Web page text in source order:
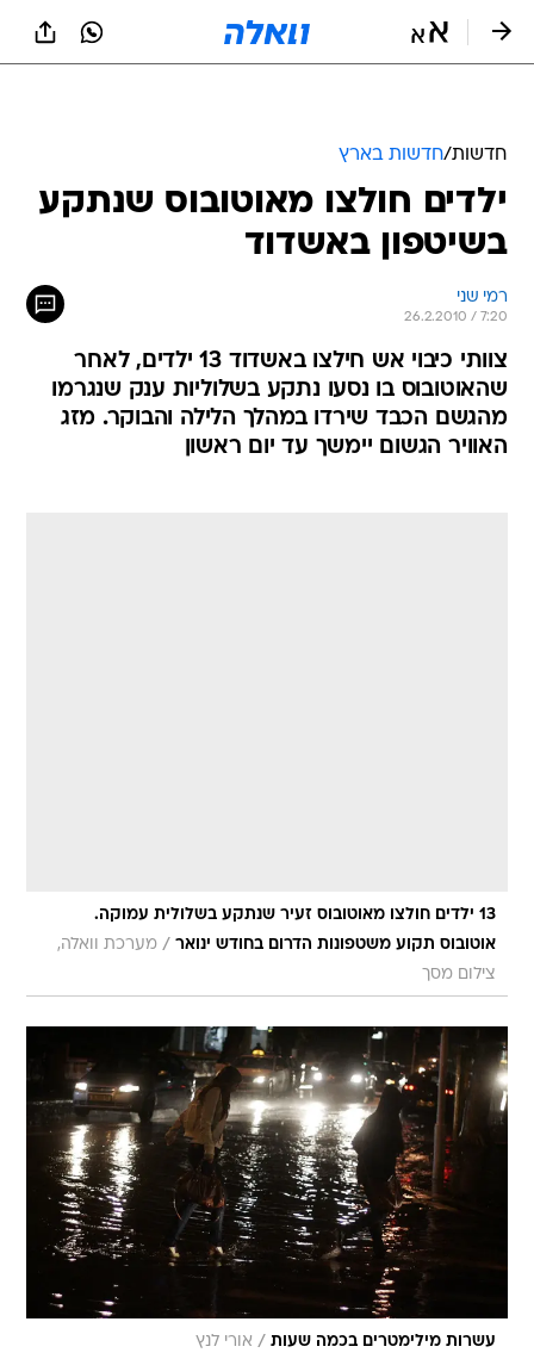
חדשות/חדשות בארץ
ילדים חולצו מאוטובוס שנתקע
בשיטפון באשדוד
רמי שני
26.2.2010 / 7:20
צוותי כיבוי אש חילצו באשדוד 13 ילדים, לאחר
שהאוטובוס בו נסעו נתקע בשלוליות ענק שנגרמו
מהגשם הכבד שירדו במהלך הלילה והבוקר. מזג
האוויר הגשום יימשך עד יום ראשון
13 ילדים חולצו מאוטובוס זעיר שנתקע בשלולית עמוקה.
אוטובוס תקוע משטפונות הדרום בחודש ינואר / מערכת וואלה,
צילום מסך
עשרות מילימטרים בכמה שעות / אורי לנץ